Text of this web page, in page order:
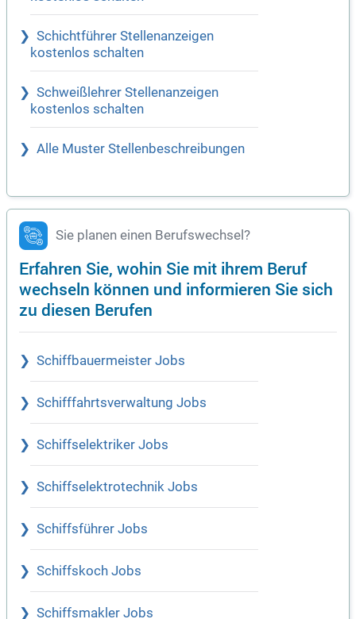
Schichtführer Stellenanzeigen
kostenlos schalten
Schweißlehrer Stellenanzeigen
kostenlos schalten
Alle Muster Stellenbeschreibungen
Sie planen einen Berufswechsel?
Erfahren Sie, wohin Sie mit ihrem Beruf
wechseln können und informieren Sie sich
zu diesen Berufen
Schiffbauermeister Jobs
Schifffahrtsverwaltung Jobs
Schiffselektriker Jobs
Schiffselektrotechnik Jobs
Schiffsführer Jobs
Schiffskoch Jobs
Schiffsmakler Jobs